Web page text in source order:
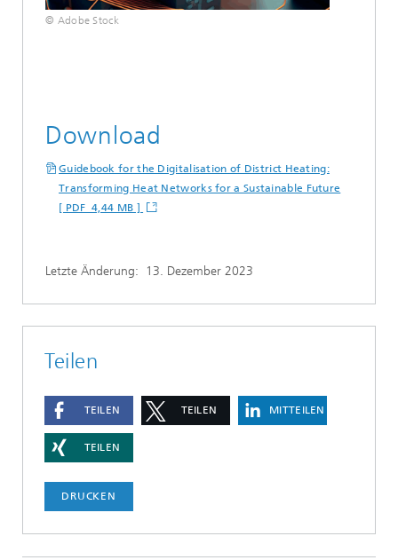
© Adobe Stock
Download
Guidebook for the Digitalisation of District Heating:
Transforming Heat Networks for a Sustainable Future
[ PDF 4,44 MB ]
Letzte Änderung: 13. Dezember 2023
Teilen
TEILEN TEILEN MITTEILEN
TEILEN
DRUCKEN